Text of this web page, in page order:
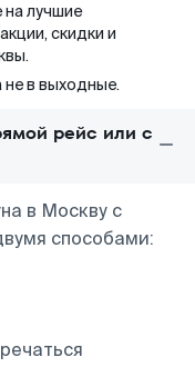
на лучшие
скидки и
не в выходные.
рейс или с
в Москву с
способами: